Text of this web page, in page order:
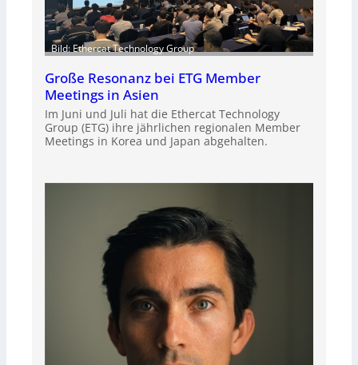
Bild: Ethercat Technology Group
Große Resonanz bei ETG Member
Meetings in Asien
Im Juni und Juli hat die Ethercat Technology
Group (ETG) ihre jährlichen regionalen Member
Meetings in Korea und Japan abgehalten.